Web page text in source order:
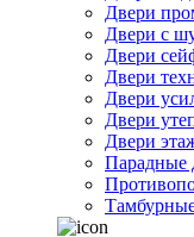
Двери
Двери с
Двери
Двери
Двери
Двери
Двери
Парадные